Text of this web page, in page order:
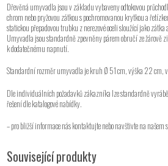
Dřevěná umyvadla jsou v základu vybaveny odtokovou
chrom nebo pryžovou zátkou s pochromovanou krytkou a
statickou přepadovou trubku z nerezové oceli sloužící jako zátka
Umyvadla jsou standardně zpevněny párem obručí ze žárově
k dodatečnému napnutí.
Standardní rozměr umyvadla je kruh Ø 51 cm, výška 22 cm,
Dle individuálních požadavků zákazníka lze standardně
řešení dle katalogové nabídky.
– pro bližší informace nás kontaktujte nebo navštivte na našem
Související produkty